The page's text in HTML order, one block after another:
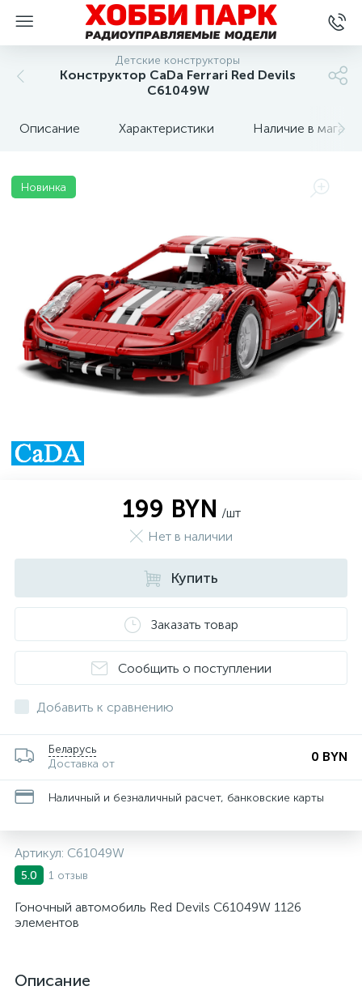
Детские конструкторы
Конструктор CaDa Ferrari Red Devils
C61049W
Описание Характеристики Наличие в
Новинка
199 BYN /шт
Нет в наличии
Купить
Заказать товар
Сообщить о поступлении
Добавить к сравнению
Беларусь
Доставка от
0 BYN
Наличный и безналичный расчет, банковские карты
Артикул: C61049W
5.0 1 отзыв
Гоночный автомобиль Red Devils C61049W 1126
элементов
Описание